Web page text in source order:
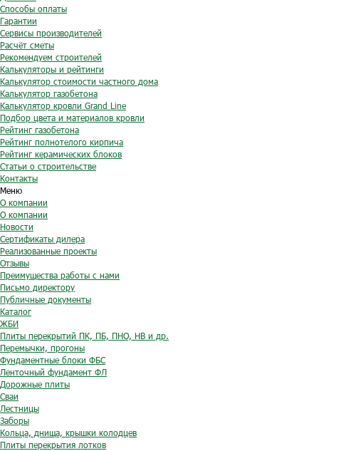
Способы оплаты
Гарантии
Сервисы производителей
Расчёт сметы
Рекомендуем строителей
Калькуляторы и рейтинги
Калькулятор стоимости частного дома
Калькулятор газобетона
Калькулятор кровли Grand Line
Подбор цвета и материалов кровли
Рейтинг газобетона
Рейтинг полнотелого кирпича
Рейтинг керамических блоков
Статьи о строительстве
Контакты
Меню
О компании
О компании
Новости
Сертификаты дилера
Реализованные проекты
Отзывы
Преимущества работы с нами
Письмо директору
Публичные документы
Каталог
ЖБИ
Плиты перекрытий ПК, ПБ, ПНО, НВ и др.
Перемычки, прогоны
Фундаментные блоки ФБС
Ленточный фундамент ФЛ
Дорожные плиты
Сваи
Лестницы
Заборы
Кольца, днища, крышки колодцев
Плиты перекрытия лотков